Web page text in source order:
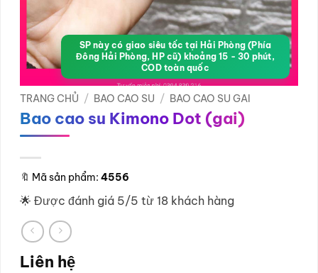
SP này có giao siêu tốc tại Hải Phòng (Phía
Đông Hải Phòng, HP cũ) khoảng 15 - 30 phút,
COD toàn quốc
TRANG CHỦ / BAO CAO SU / BAO CAO SU GAI
Bao cao su Kimono Dot (gai)
🔖 Mã sản phẩm: 4556
🌟 Được đánh giá 5/5 từ 18 khách hàng
Liên hệ